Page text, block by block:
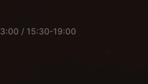
/ 15:30-19:00